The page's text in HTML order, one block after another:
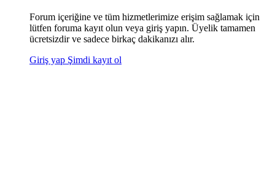
Forum içeriğine ve tüm hizmetlerimize erişim sağlamak için
lütfen foruma kayıt olun veya giriş yapın. Üyelik tamamen
ücretsizdir ve sadece birkaç dakikanızı alır.
Giriş yap Şimdi kayıt ol